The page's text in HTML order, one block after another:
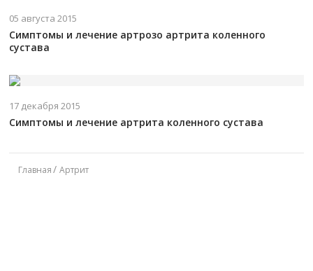
05 августа 2015
Симптомы и лечение артрозо артрита коленного
сустава
17 декабря 2015
Симптомы и лечение артрита коленного сустава
Главная Артрит